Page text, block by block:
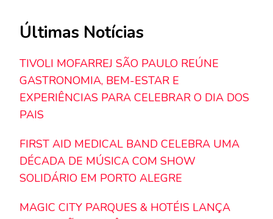
Últimas Notícias
TIVOLI MOFARREJ SÃO PAULO REÚNE
GASTRONOMIA, BEM-ESTAR E
EXPERIÊNCIAS PARA CELEBRAR O DIA DOS
PAIS
FIRST AID MEDICAL BAND CELEBRA UMA
DÉCADA DE MÚSICA COM SHOW
SOLIDÁRIO EM PORTO ALEGRE
MAGIC CITY PARQUES & HOTÉIS LANÇA